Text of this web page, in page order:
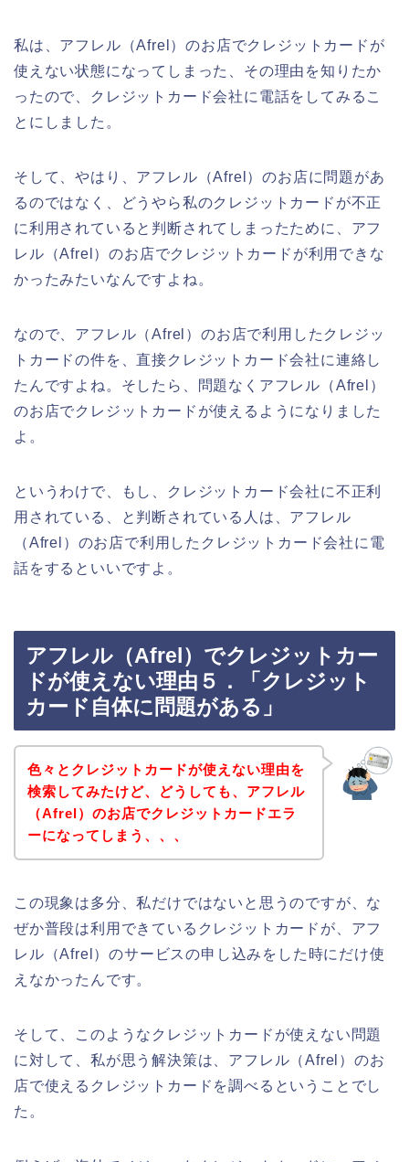
私は、アフレル（Afrel）のお店でクレジットカードが
使えない状態になってしまった、その理由を知りたか
ったので、クレジットカード会社に電話をしてみるこ
とにしました。
そして、やはり、アフレル（Afrel）のお店に問題があ
るのではなく、どうやら私のクレジットカードが不正
に利用されていると判断されてしまったために、アフ
レル（Afrel）のお店でクレジットカードが利用できな
かったみたいなんですよね。
なので、アフレル（Afrel）のお店で利用したクレジッ
トカードの件を、直接クレジットカード会社に連絡し
たんですよね。そしたら、問題なくアフレル（Afrel）
のお店でクレジットカードが使えるようになりました
よ。
というわけで、もし、クレジットカード会社に不正利
用されている、と判断されている人は、アフレル
（Afrel）のお店で利用したクレジットカード会社に電
話をするといいですよ。
アフレル（Afrel）でクレジットカー
ドが使えない理由５．「クレジット
カード自体に問題がある」
色々とクレジットカードが使えない理由を
検索してみたけど、どうしても、アフレル
（Afrel）のお店でクレジットカードエラ
ーになってしまう、、、
この現象は多分、私だけではないと思うのですが、な
ぜか普段は利用できているクレジットカードが、アフ
レル（Afrel）のサービスの申し込みをした時にだけ使
えなかったんです。
そして、このようなクレジットカードが使えない問題
に対して、私が思う解決策は、アフレル（Afrel）のお
店で使えるクレジットカードを調べるということでし
た。